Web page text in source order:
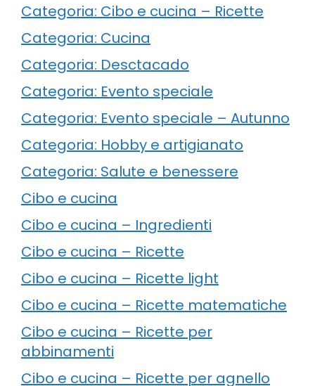
Categoria: Cibo e cucina – Ricette
Categoria: Cucina
Categoria: Desctacado
Categoria: Evento speciale
Categoria: Evento speciale – Autunno
Categoria: Hobby e artigianato
Categoria: Salute e benessere
Cibo e cucina
Cibo e cucina – Ingredienti
Cibo e cucina – Ricette
Cibo e cucina – Ricette light
Cibo e cucina – Ricette matematiche
Cibo e cucina – Ricette per
abbinamenti
Cibo e cucina – Ricette per agnello